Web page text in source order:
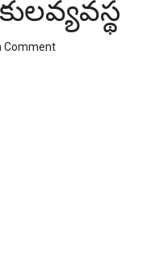
Comment